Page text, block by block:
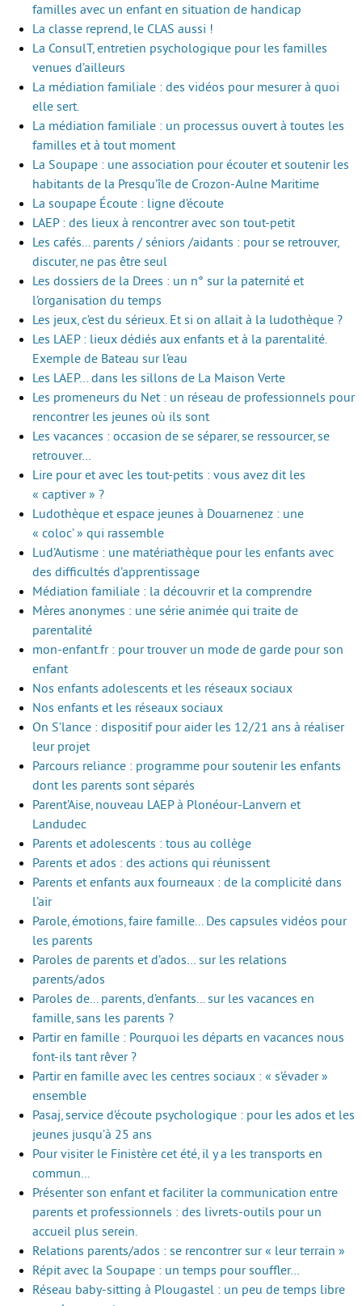
familles avec un enfant en situation de handicap
La classe reprend, le CLAS aussi !
La ConsulT, entretien psychologique pour les familles
venues d’ailleurs
La médiation familiale : des vidéos pour mesurer à quoi
elle sert.
La médiation familiale : un processus ouvert à toutes les
familles et à tout moment
La Soupape : une association pour écouter et soutenir les
habitants de la Presqu’île de Crozon-Aulne Maritime
La soupape Écoute : ligne d’écoute
LAEP : des lieux à rencontrer avec son tout-petit
Les cafés... parents / séniors /aidants : pour se retrouver,
discuter, ne pas être seul
Les dossiers de la Drees : un n° sur la paternité et
l’organisation du temps
Les jeux, c’est du sérieux. Et si on allait à la ludothèque ?
Les LAEP : lieux dédiés aux enfants et à la parentalité.
Exemple de Bateau sur l’eau
Les LAEP… dans les sillons de La Maison Verte
Les promeneurs du Net : un réseau de professionnels pour
rencontrer les jeunes où ils sont
Les vacances : occasion de se séparer, se ressourcer, se
retrouver…
Lire pour et avec les tout-petits : vous avez dit les
« captiver » ?
Ludothèque et espace jeunes à Douarnenez : une
« coloc’ » qui rassemble
Lud’Autisme : une matériathèque pour les enfants avec
des difficultés d’apprentissage
Médiation familiale : la découvrir et la comprendre
Mères anonymes : une série animée qui traite de
parentalité
mon-enfant.fr : pour trouver un mode de garde pour son
enfant
Nos enfants adolescents et les réseaux sociaux
Nos enfants et les réseaux sociaux
On S’lance : dispositif pour aider les 12/21 ans à réaliser
leur projet
Parcours reliance : programme pour soutenir les enfants
dont les parents sont séparés
Parent’Aise, nouveau LAEP à Plonéour-Lanvern et
Landudec
Parents et adolescents : tous au collège
Parents et ados : des actions qui réunissent
Parents et enfants aux fourneaux : de la complicité dans
l’air
Parole, émotions, faire famille... Des capsules vidéos pour
les parents
Paroles de parents et d’ados… sur les relations
parents/ados
Paroles de... parents, d’enfants... sur les vacances en
famille, sans les parents ?
Partir en famille : Pourquoi les départs en vacances nous
font-ils tant rêver ?
Partir en famille avec les centres sociaux : « s’évader »
ensemble
Pasaj, service d’écoute psychologique : pour les ados et les
jeunes jusqu’à 25 ans
Pour visiter le Finistère cet été, il y a les transports en
commun...
Présenter son enfant et faciliter la communication entre
parents et professionnels : des livrets-outils pour un
accueil plus serein.
Relations parents/ados : se rencontrer sur « leur terrain »
Répit avec la Soupape : un temps pour souffler…
Réseau baby-sitting à Plougastel : un peu de temps libre